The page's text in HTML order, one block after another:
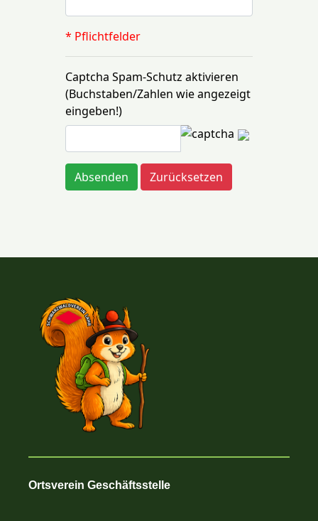
Ortsverein Geschäftsstelle